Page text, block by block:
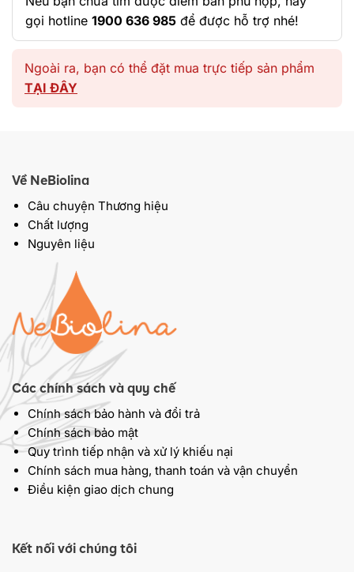
gọi hotline 1900 636 985 để được hỗ trợ nhé!
Ngoài ra, bạn có thể đặt mua trực tiếp sản phẩm
TẠI ĐÂY
Về NeBiolina
Câu chuyện Thương hiệu
Chất lượng
Nguyên liệu
Các chính sách và quy chế
Chính sách bảo hành và đổi trả
Chính sách bảo mật
Quy trình tiếp nhận và xử lý khiếu nại
Chính sách mua hàng, thanh toán và vận chuyển
Điều kiện giao dịch chung
Kết nối với chúng tôi